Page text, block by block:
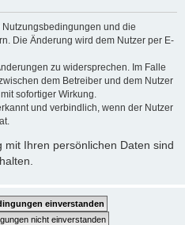
und die
Die Änderung wird dem Nutzer per E-
zu widersprechen. Im Falle
dem Betreiber und dem Nutzer
sofortiger Wirkung.
und verbindlich, wenn der Nutzer
Ihren persönlichen Daten sind